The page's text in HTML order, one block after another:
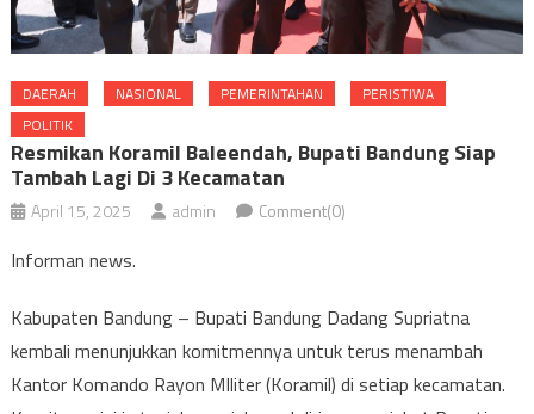
DAERAH NASIONAL PEMERINTAHAN
PERISTIWA
POLITIK
Resmikan Koramil Baleendah, Bupati Bandung Siap
Tambah Lagi Di 3 Kecamatan
April 15, 2025 admin Comment(0)
Informan news.
Kabupaten Bandung – Bupati Bandung Dadang Supriatna
kembali menunjukkan komitmennya untuk terus menambah
Kantor Komando Rayon MIliter (Koramil) di setiap kecamatan.